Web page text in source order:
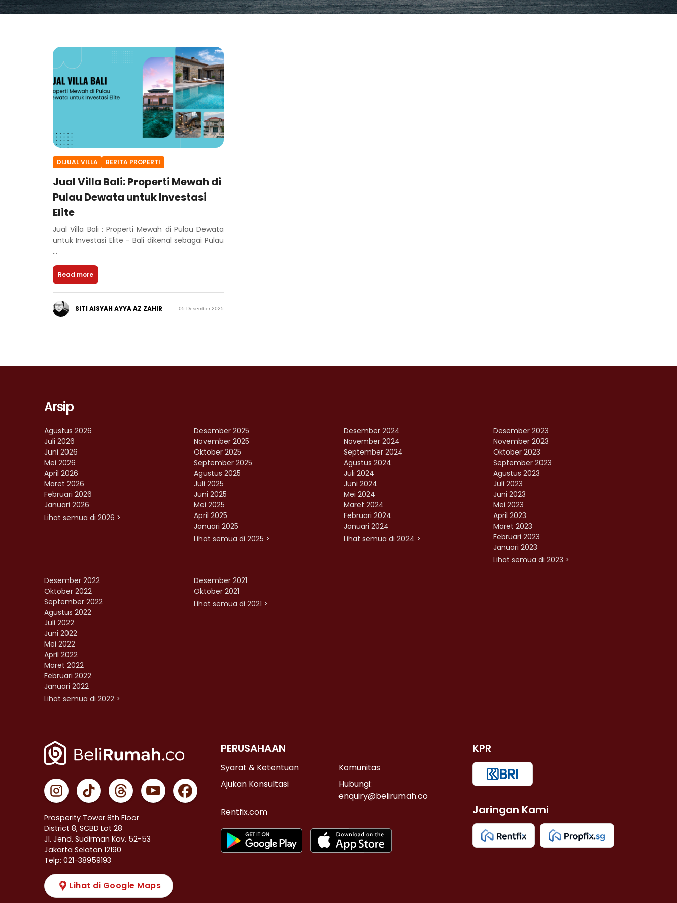
DIJUAL VILLA BERITA PROPERTI
Jual Villa Bali: Properti Mewah di
Pulau Dewata untuk Investasi
Elite
Jual Villa Bali : Properti Mewah di Pulau Dewata
untuk Investasi Elite - Bali dikenal sebagai Pulau
...
Read more
SITI AISYAH AYYA AZ ZAHIR 05 Desember 2025
Arsip
Agustus 2026
Juli 2026
Juni 2026
Mei 2026
April 2026
Maret 2026
Februari 2026
Januari 2026
Lihat semua di 2026 >
Desember 2025
November 2025
Oktober 2025
September 2025
Agustus 2025
Juli 2025
Juni 2025
Mei 2025
April 2025
Januari 2025
Lihat semua di 2025 >
Desember 2024
November 2024
September 2024
Agustus 2024
Juli 2024
Juni 2024
Mei 2024
Maret 2024
Februari 2024
Januari 2024
Lihat semua di 2024 >
Desember 2023
November 2023
Oktober 2023
September 2023
Agustus 2023
Juli 2023
Juni 2023
Mei 2023
April 2023
Maret 2023
Februari 2023
Januari 2023
Lihat semua di 2023 >
Desember 2022
Oktober 2022
September 2022
Agustus 2022
Juli 2022
Juni 2022
Mei 2022
April 2022
Maret 2022
Februari 2022
Januari 2022
Lihat semua di 2022 >
Desember 2021
Oktober 2021
Lihat semua di 2021 >
Prosperity Tower 8th Floor
District 8, SCBD Lot 28
JI. Jend. Sudirman Kav. 52-53
Jakarta Selatan 12190
Telp: 021-38959193
Lihat di Google Maps
PERUSAHAAN
Syarat & Ketentuan
Komunitas
Ajukan Konsultasi
Hubungi:
enquiry@belirumah.co
Rentfix.com
KPR
Jaringan Kami